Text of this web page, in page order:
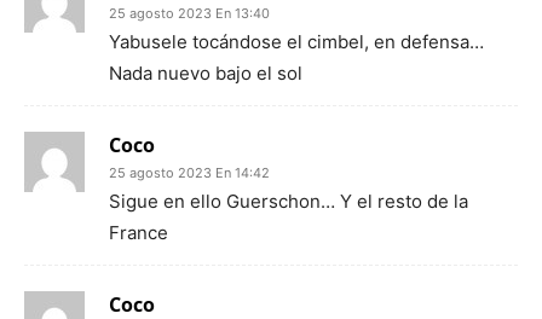
25 agosto 2023 En 13:40
Yabusele tocándose el cimbel, en defensa…
Nada nuevo bajo el sol
Coco
25 agosto 2023 En 14:42
Sigue en ello Guerschon… Y el resto de la
France
Coco